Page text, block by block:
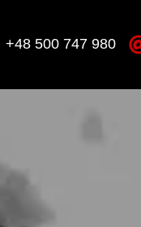
+48 500 747 980